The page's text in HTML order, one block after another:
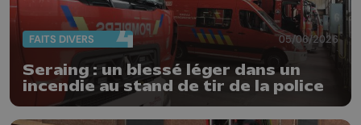
FAITS DIVERS 05/06/2026
Seraing : un blessé léger dans un
incendie au stand de tir de la police